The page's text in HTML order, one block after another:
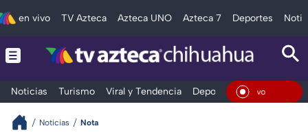
en vivo TV Azteca Azteca UNO Azteca 7 Deportes
Noticias Turismo Viral y Tendencia Deportes Espectáculos
En
Noticias Nota